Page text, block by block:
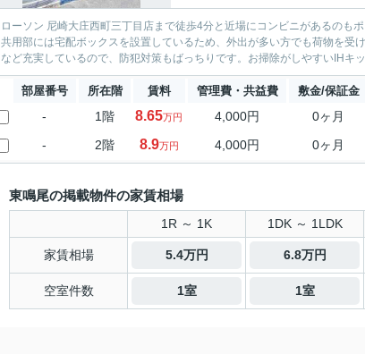
ローソン 尼崎大庄西町三丁目店まで徒歩4分と近場にコンビニがあるのも
共用部には宅配ボックスを設置しているため、外出が多い方でも荷物を
など充実しているので、防犯対策もばっちりです。お掃除がしやすいIHキ
部屋番号 所在階 賃料 管理費・共益費 敷金/保証金
- 1階 8.65万円 4,000円 0ヶ月
- 2階 8.9万円 4,000円 0ヶ月
東鳴尾の掲載物件の家賃相場
1R ～ 1K 1DK ～ 1LDK
家賃相場 5.4万円 6.8万円
空室件数 1室 1室